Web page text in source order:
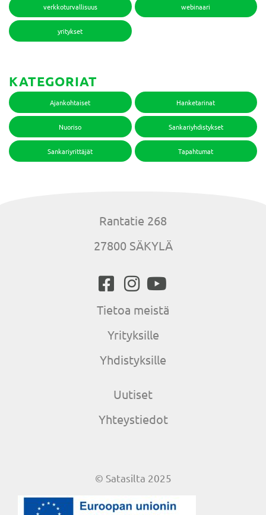
verkkoturvallisuus webinaari
yritykset
KATEGORIAT
Ajankohtaiset Hanketarinat
Nuoriso Sankariyhdistykset
Sankariyrittäjät Tapahtumat
Rantatie 268
27800 SÄKYLÄ
Tietoa meistä
Yrityksille
Yhdistyksille
Uutiset
Yhteystiedot
© Satasilta 2025